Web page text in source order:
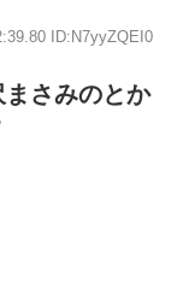
ID:N7yyZQEI0
まさみのとか